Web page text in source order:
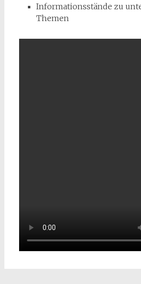
Informationsstände zu
Themen